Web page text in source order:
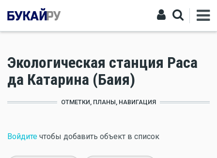
Экологическая станция Раса
да Катарина (Баия)
ОТМЕТКИ, ПЛАНЫ, НАВИГАЦИЯ
Войдите чтобы добавить объект в список